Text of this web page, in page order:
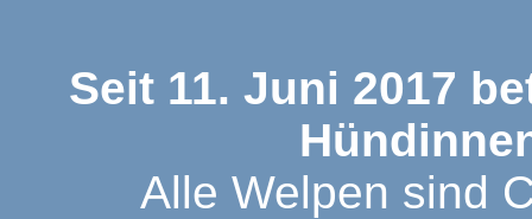
Seit 11. Juni 2017
Alle Welpen sind